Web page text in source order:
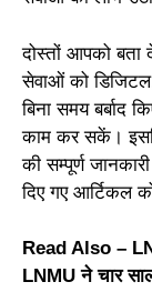
दोस्तों आपको बता
सेवाओं को
बिना समय बर्बाद
काम कर सकें।
की सम्पूर्ण
दिए गए आर्टिकल
Read Also –
LNMU ने चार